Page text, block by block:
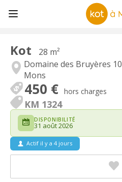
Kot
28 m²
Domaine des Bruyères 10
Mons
450 € hors charges
KM 1324
DISPONIBILITÉ
31 août 2026
Actif il y a 4 jours